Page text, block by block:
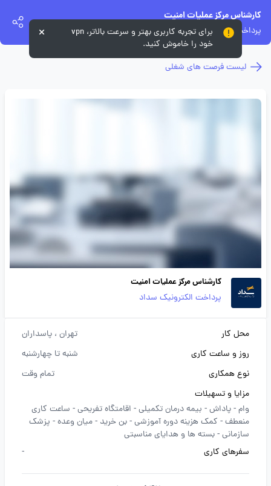
کارشناس مرکز عملیات امنیت
پرداخت الکترونیک سداد
لیست فرصت های شغلی
کارشناس مرکز عملیات امنیت
پرداخت الکترونیک سداد
محل کار تهران ، پاسداران
روز و ساعت کاری
شنبه تا چهارشنبه
نوع همکاری
تمام وقت
مزایا و تسهیلات
وام -پاداش - بیمه درمان تکمیلی - اقامتگاه تفریحی - ساعت کاری
منعطف - کمک هزینه دوره آموزشی -بن خرید -میان وعده - پزشک
سازمانی -بسته ها و هدایای مناسبتی
سفرهای کاری
-
برای تجربه کاربری بهتر و سرعت بالاتر، vpn
خود را خاموش کنید.